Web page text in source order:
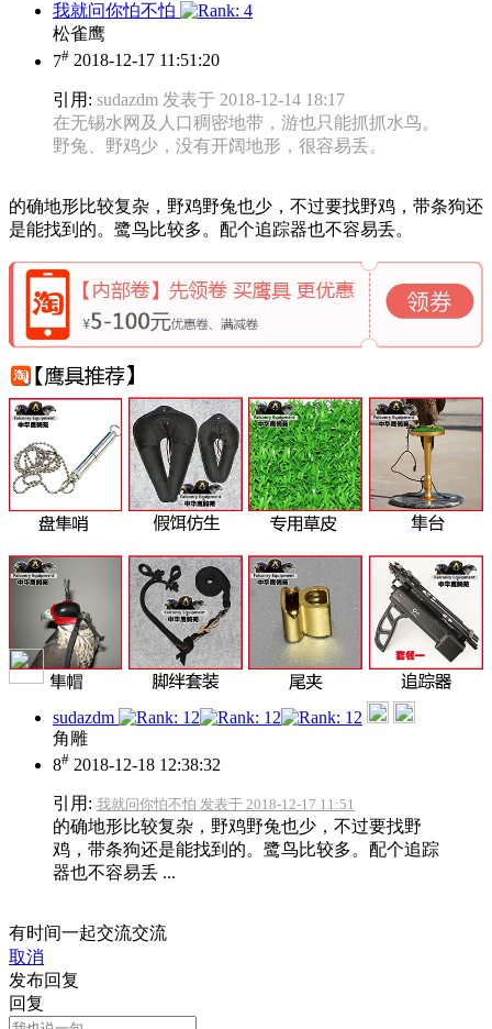
我就问你怕不怕
松雀鹰
7# 2018-12-17 11:51:20
引用: sudazdm 发表于 2018-12-14 18:17
在无锡水网及人口稠密地带，游也只能抓抓水鸟。
野兔、野鸡少，没有开阔地形，很容易丢。
的确地形比较复杂，野鸡野兔也少，不过要找野鸡，带条狗还
是能找到的。鹭鸟比较多。配个追踪器也不容易丢。
sudazdm
角雕
8# 2018-12-18 12:38:32
引用: 我就问你怕不怕 发表于 2018-12-17 11:51
的确地形比较复杂，野鸡野兔也少，不过要找野
鸡，带条狗还是能找到的。鹭鸟比较多。配个追踪
器也不容易丢 ...
有时间一起交流交流
取消
发布回复
回复